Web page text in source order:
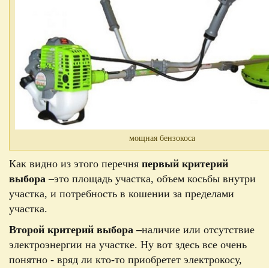
мощная бензокоса
Как видно из этого перечня первый критерий
выбора –это площадь участка, объем косьбы внутри
участка, и потребность в кошении за пределами
участка.
Второй критерий выбора –наличие или отсутствие
электроэнергии на участке. Ну вот здесь все очень
понятно - вряд ли кто-то приобретет электрокосу,